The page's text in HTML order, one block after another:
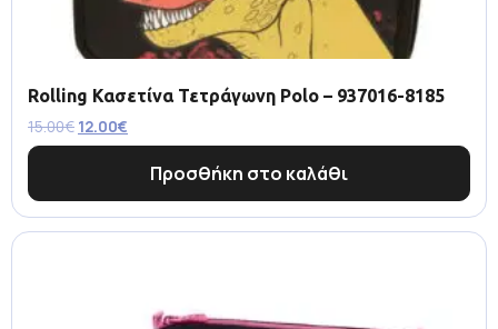
Rolling Κασετίνα Τετράγωνη Polo – 937016-8185
15.00€ 12.00€
Προσθήκη στο καλάθι